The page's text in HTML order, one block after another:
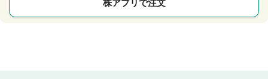
株アプリで注文